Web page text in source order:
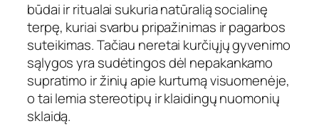
būdai ir ritualai sukuria natūralią socialinę
terpę, kuriai svarbu pripažinimas ir pagarbos
suteikimas. Tačiau neretai kurčiųjų gyvenimo
sąlygos yra sudėtingos dėl nepakankamo
supratimo ir žinių apie kurtumą visuomenėje,
o tai lemia stereotipų ir klaidingų nuomonių
sklaidą.